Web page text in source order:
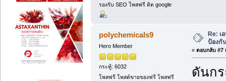
รองรับ SEO โพสฟรี ติด google
polychemicals9
Hero Member
กระทู้: 6032
โพสฟรี โพสต์ขายของฟรี โพสฟรี
Re: เ
ป้องกั
« ตอบกลับ #7
ดันก